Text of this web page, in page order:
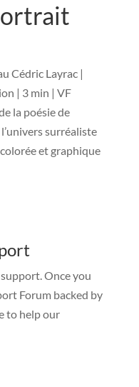
Cédric Layrac |
| 3 min | VF
la poésie de
surréaliste
et graphique
Once you
Forumbacked by
to help our